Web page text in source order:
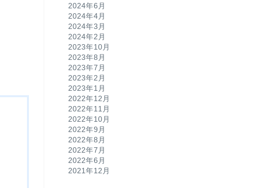
2024年6月
2024年4月
2024年3月
2024年2月
2023年10月
2023年8月
2023年7月
2023年2月
2023年1月
2022年12月
2022年11月
2022年10月
2022年9月
2022年8月
2022年7月
2022年6月
2021年12月